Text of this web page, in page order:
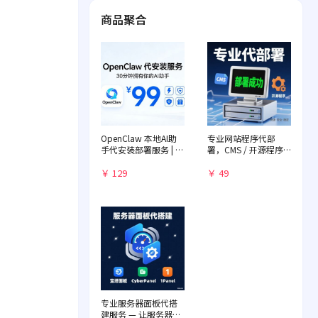
商品聚合
OpenClaw 本地AI助
手代安装部署服务 | 远
门教程
￥ 129
专业网站程序代部
署，CMS / 开源程序
￥ 49
专业服务器面板代搭
建服务 — 让服务器管